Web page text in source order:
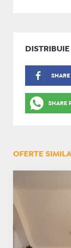
DISTRIBUIE
SHARE
SHARE
OFERTE